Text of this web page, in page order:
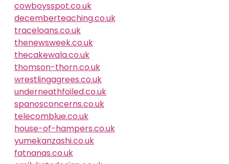
cowboysspot.co.uk
decemberteaching.co.uk
traceloans.co.uk
thenewsweek.co.uk
thecakewala.co.uk
thomson-thorn.co.uk
wrestlingagrees.co.uk
underneathfoiled.co.uk
spanosconcerns.co.uk
telecomblue.co.uk
house-of-hampers.co.uk
yumekanzashi.co.uk
fatnanas.co.uk